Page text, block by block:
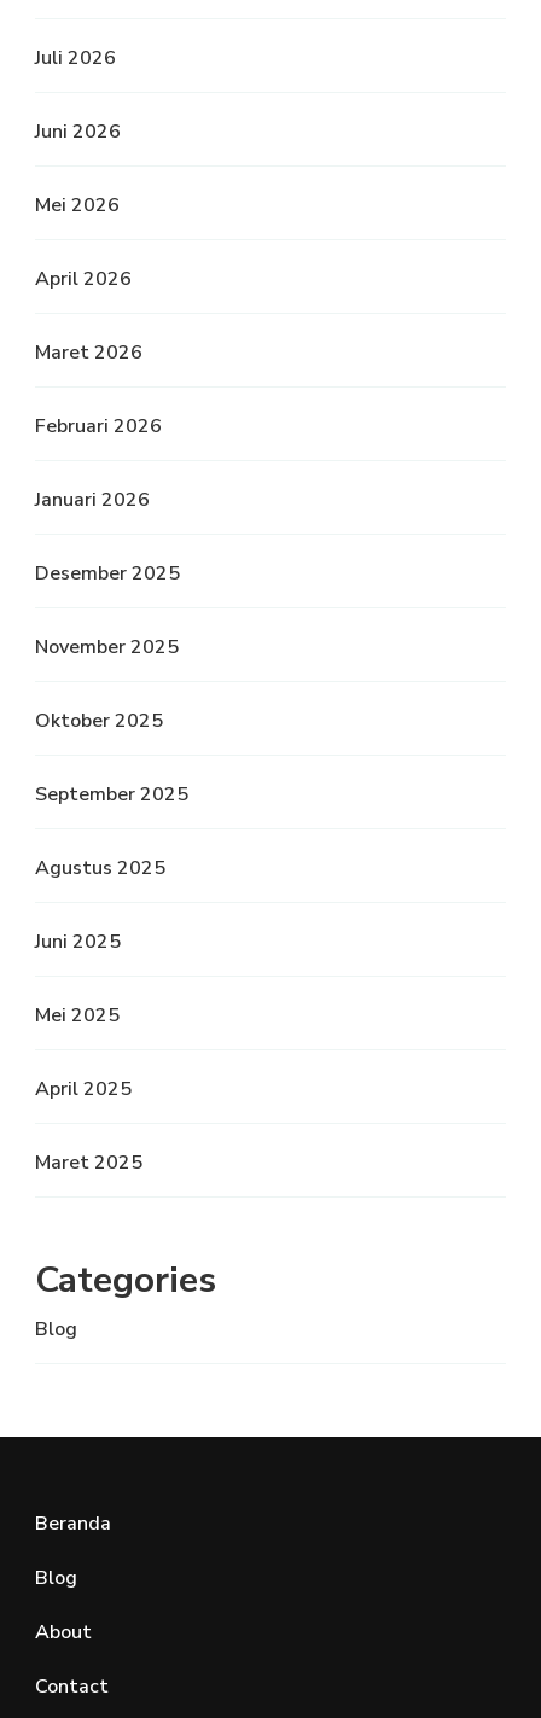
Juli 2026
Juni 2026
Mei 2026
April 2026
Maret 2026
Februari 2026
Januari 2026
Desember 2025
November 2025
Oktober 2025
September 2025
Agustus 2025
Juni 2025
Mei 2025
April 2025
Maret 2025
Categories
Blog
Beranda
Blog
About
Contact